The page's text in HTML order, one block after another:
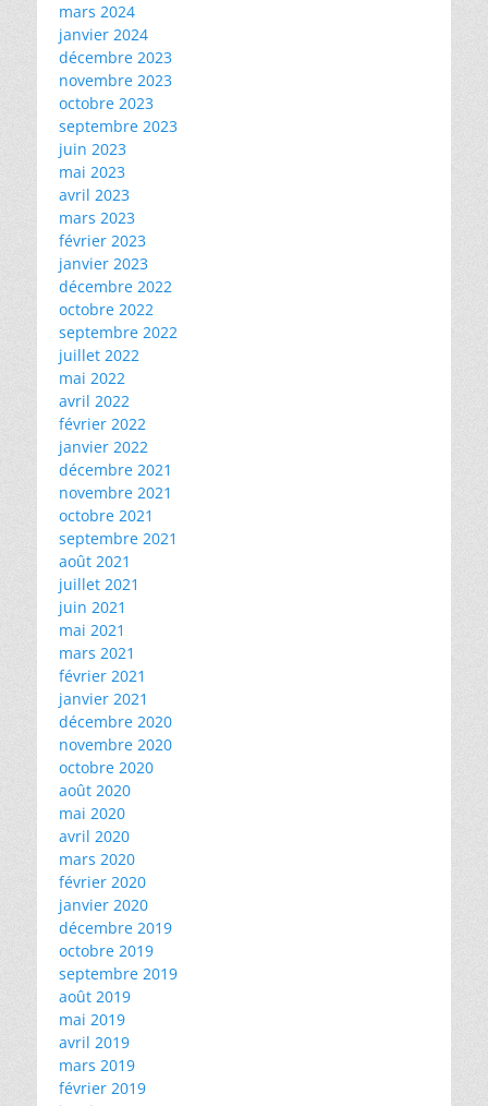
mars 2024
janvier 2024
décembre 2023
novembre 2023
octobre 2023
septembre 2023
juin 2023
mai 2023
avril 2023
mars 2023
février 2023
janvier 2023
décembre 2022
octobre 2022
septembre 2022
juillet 2022
mai 2022
avril 2022
février 2022
janvier 2022
décembre 2021
novembre 2021
octobre 2021
septembre 2021
août 2021
juillet 2021
juin 2021
mai 2021
mars 2021
février 2021
janvier 2021
décembre 2020
novembre 2020
octobre 2020
août 2020
mai 2020
avril 2020
mars 2020
février 2020
janvier 2020
décembre 2019
octobre 2019
septembre 2019
août 2019
mai 2019
avril 2019
mars 2019
février 2019